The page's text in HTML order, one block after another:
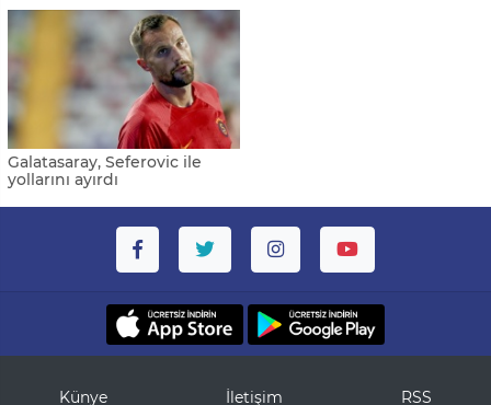
Galatasaray, Seferovic ile
yollarını ayırdı
Künye İletişim RSS